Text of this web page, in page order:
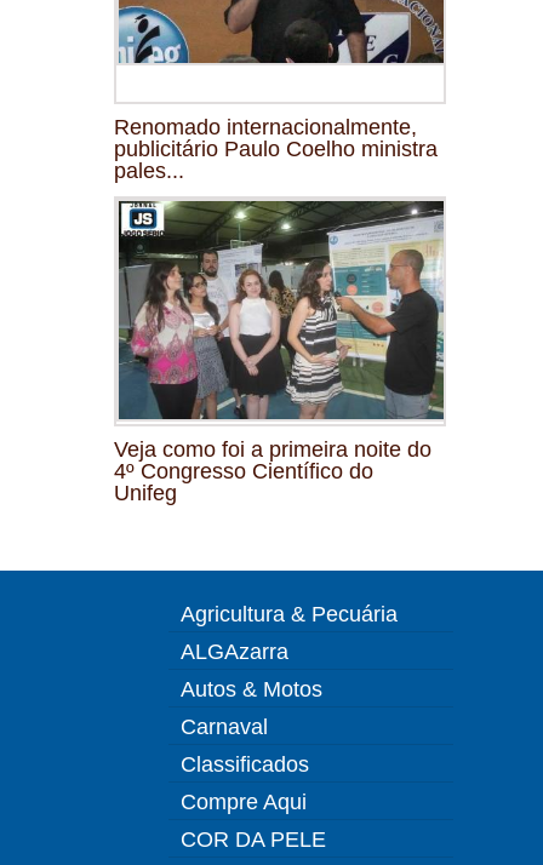
Renomado internacionalmente,
publicitário Paulo Coelho ministra
pales...
Veja como foi a primeira noite do
4º Congresso Científico do
Unifeg
Agricultura & Pecuária
ALGAzarra
Autos & Motos
Carnaval
Classificados
Compre Aqui
COR DA PELE